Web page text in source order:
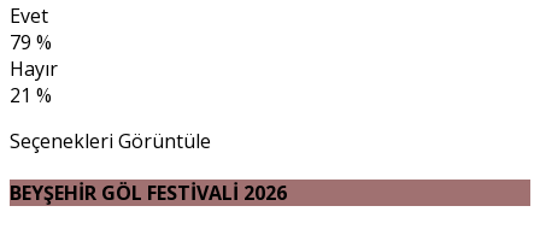
Evet
79 %
Hayır
21 %
Seçenekleri Görüntüle
BEYŞEHİR GÖL FESTİVALİ 2026